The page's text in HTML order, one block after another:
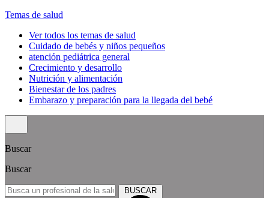
Temas de salud
Ver todos los temas de salud
Cuidado de bebés y niños pequeños
atención pediátrica general
Crecimiento y desarrollo
Nutrición y alimentación
Bienestar de los padres
Embarazo y preparación para la llegada del bebé
Buscar
Buscar
BUSCAR